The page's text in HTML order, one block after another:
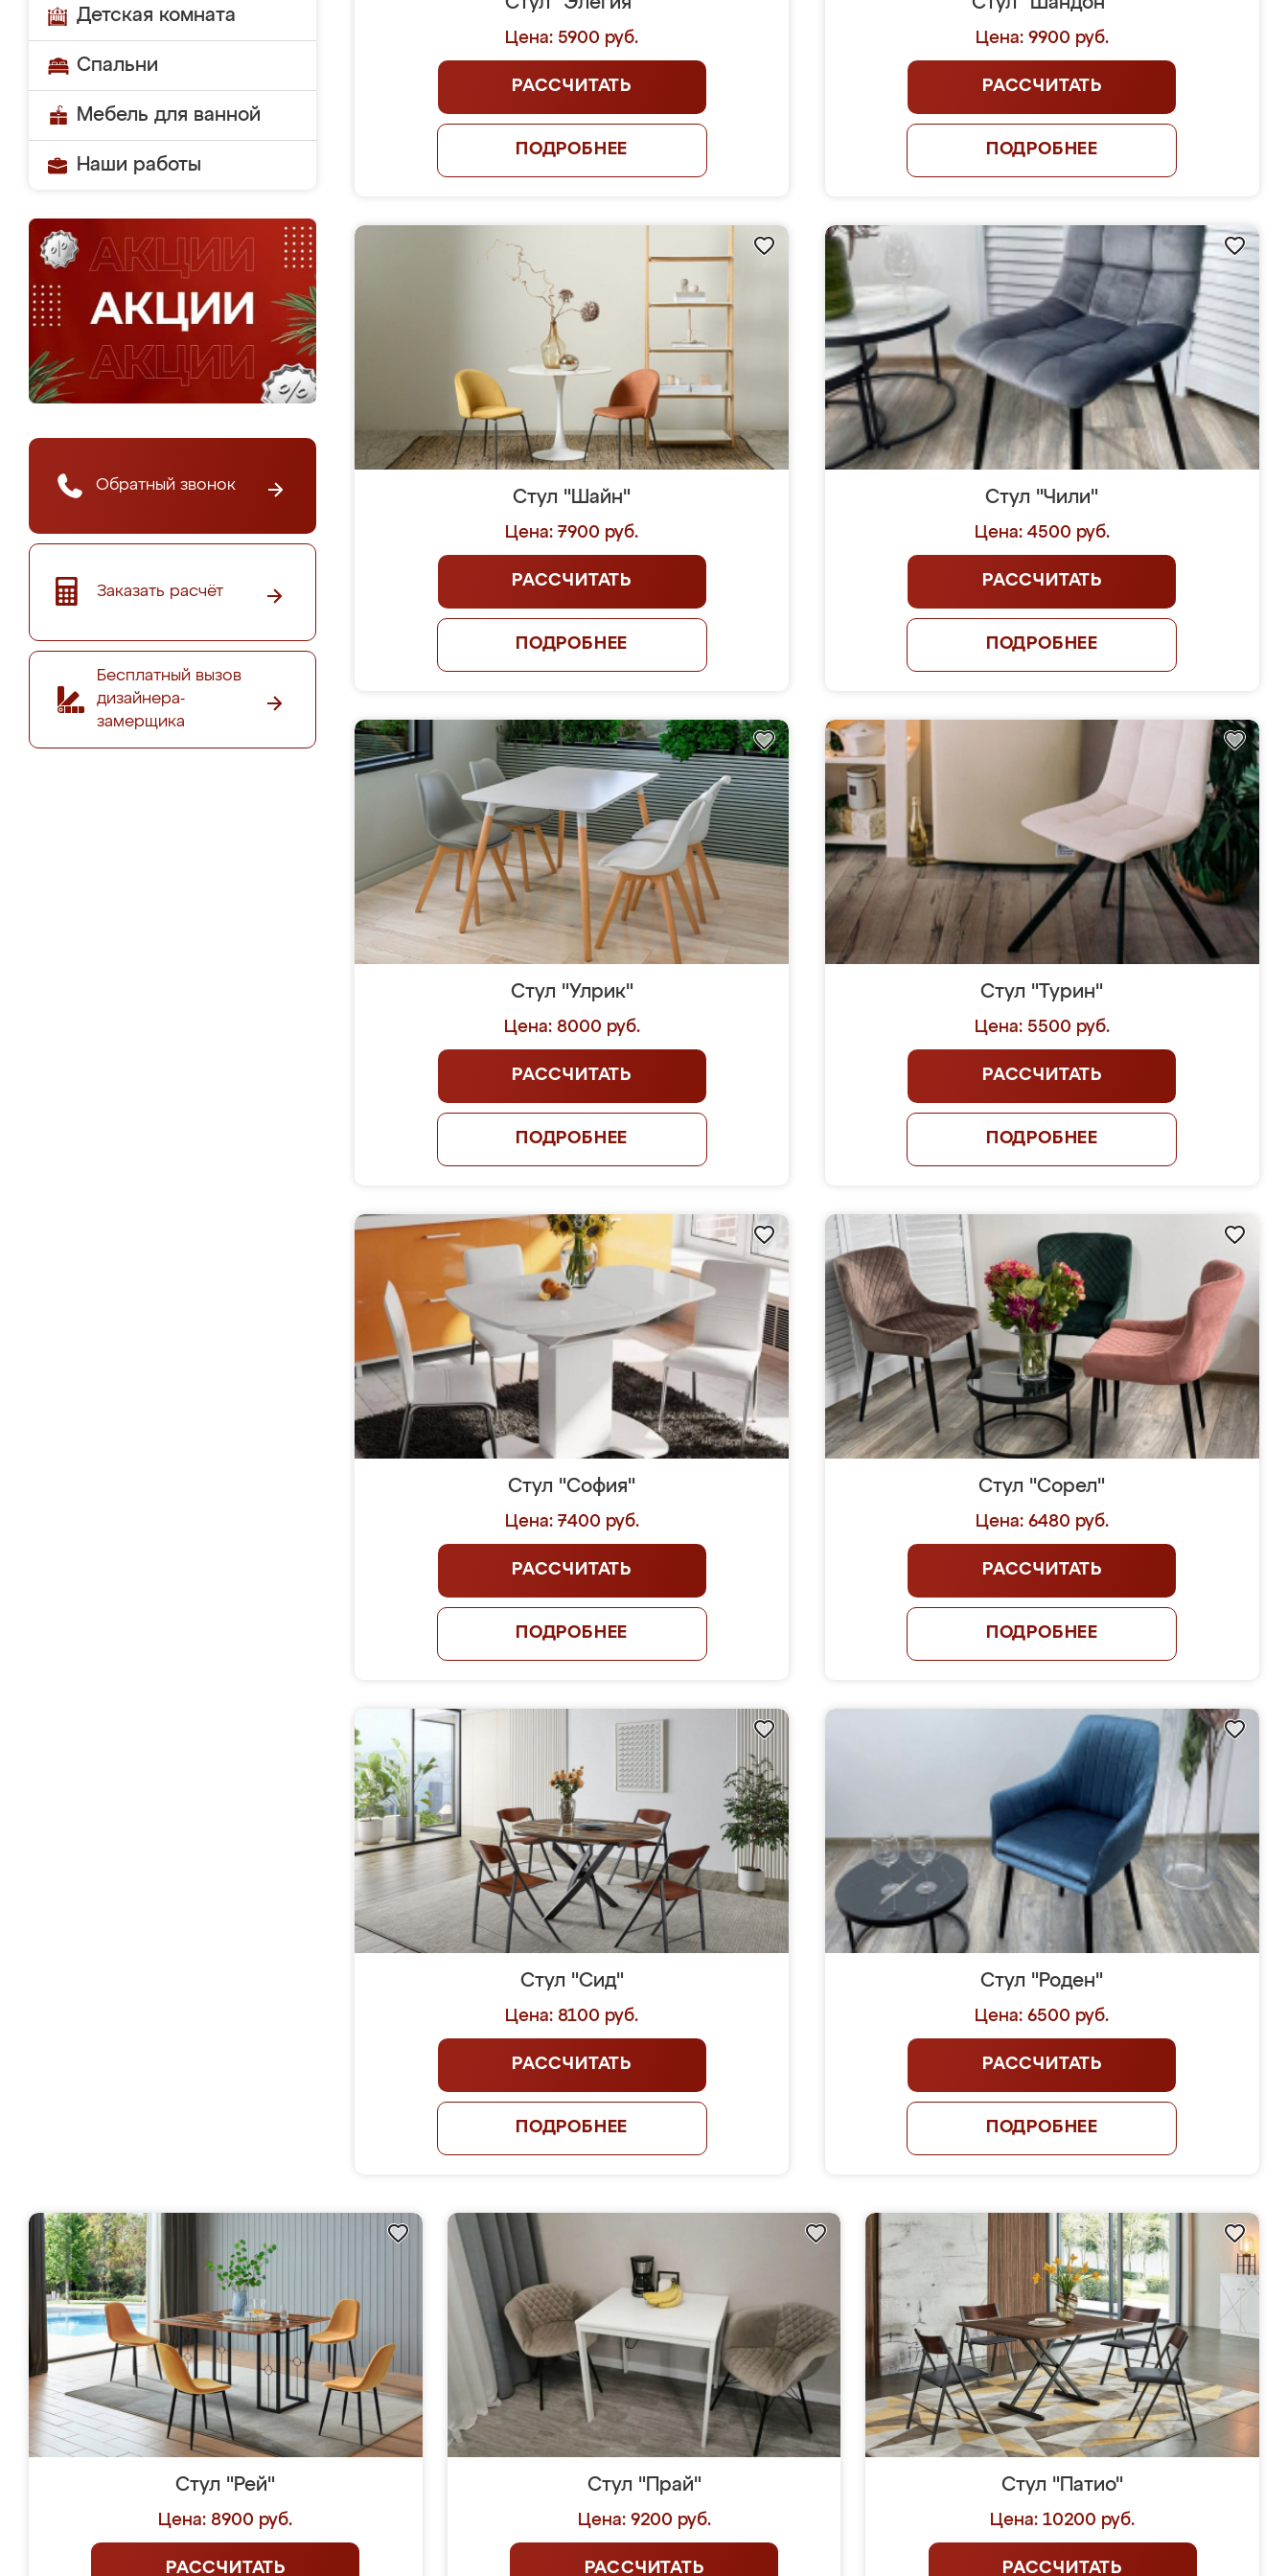
Детская комната
Спальни
Мебель для ванной
Наши работы
Обратный звонок
Заказать расчёт
Бесплатный вызов
дизайнера-
замерщика
Цена: 5900 руб.
РАССЧИТАТЬ
ПОДРОБНЕЕ
Цена: 9900 руб.
РАССЧИТАТЬ
ПОДРОБНЕЕ
Стул "Шайн"
Цена: 7900 руб.
РАССЧИТАТЬ
ПОДРОБНЕЕ
Стул "Чили"
Цена: 4500 руб.
РАССЧИТАТЬ
ПОДРОБНЕЕ
Стул "Улрик"
Цена: 8000 руб.
РАССЧИТАТЬ
ПОДРОБНЕЕ
Стул "Турин"
Цена: 5500 руб.
РАССЧИТАТЬ
ПОДРОБНЕЕ
Стул "София"
Цена: 7400 руб.
РАССЧИТАТЬ
ПОДРОБНЕЕ
Стул "Сорел"
Цена: 6480 руб.
РАССЧИТАТЬ
ПОДРОБНЕЕ
Стул "Сид"
Цена: 8100 руб.
РАССЧИТАТЬ
ПОДРОБНЕЕ
Стул "Роден"
Цена: 6500 руб.
РАССЧИТАТЬ
ПОДРОБНЕЕ
Стул "Рей"
Цена: 8900 руб.
РАССЧИТАТЬ
Стул "Прай"
Цена: 9200 руб.
РАССЧИТАТЬ
Стул "Патио"
Цена: 10200 руб.
РАССЧИТАТЬ